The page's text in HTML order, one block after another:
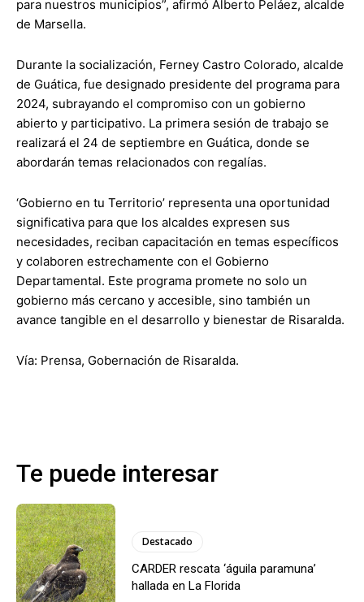
para nuestros municipios”, afirmó Alberto Peláez, alcalde
de Marsella.
Durante la socialización, Ferney Castro Colorado, alcalde
de Guática, fue designado presidente del programa para
2024, subrayando el compromiso con un gobierno
abierto y participativo. La primera sesión de trabajo se
realizará el 24 de septiembre en Guática, donde se
abordarán temas relacionados con regalías.
‘Gobierno en tu Territorio’ representa una oportunidad
significativa para que los alcaldes expresen sus
necesidades, reciban capacitación en temas específicos
y colaboren estrechamente con el Gobierno
Departamental. Este programa promete no solo un
gobierno más cercano y accesible, sino también un
avance tangible en el desarrollo y bienestar de Risaralda.
Vía: Prensa, Gobernación de Risaralda.
Te puede interesar
Destacado
CARDER rescata ‘águila paramuna’
hallada en La Florida